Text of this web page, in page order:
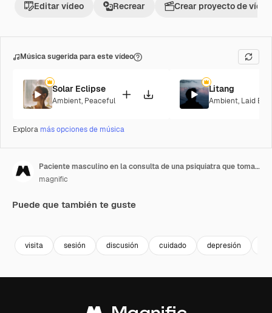
Editar vídeo Recrear Crear proyecto de vídeo
Música sugerida para este vídeo
Solar Eclipse
Ambient, Peaceful
Litang
Ambient, Laid
Explora más opciones de música
Paciente masculino en la consulta de una psiquiatra que toma nota de su diagnóstico de salud mental.
magnific
Puede que también te guste
visita sesión discusión cuidado depresión